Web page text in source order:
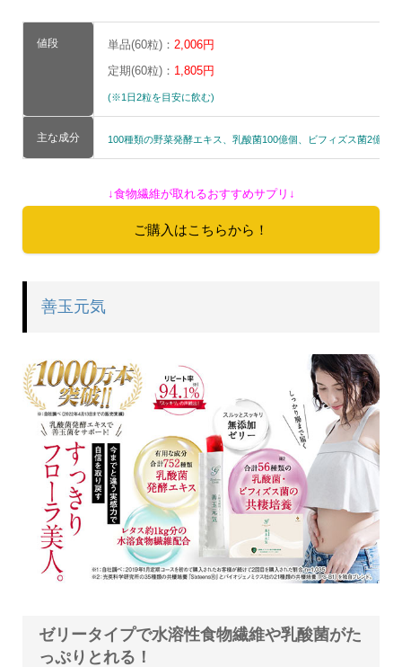
値段 単品(60粒)： 2,006円
定期(60粒)： 1,805円
(※1日2粒を目安に飲む)
主な成分 100種類の野菜発酵エキス、乳酸菌100億個、ビフィズス菌2億個
↓食物繊維が取れるおすすめサプリ↓
ご購入はこちらから！
善玉元気
ゼリータイプで水溶性食物繊維や乳酸菌がた
っぷりとれる！